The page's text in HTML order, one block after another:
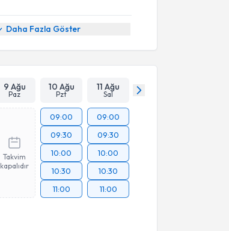
Daha Fazla Göster
9 Ağu
Paz
10 Ağu
Pzt
11 Ağu
Sal
Takvim
kapalıdır
09:00
09:30
10:00
10:30
11:00
09:00
09:30
10:00
10:30
11:00